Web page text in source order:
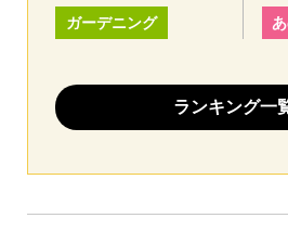
ガーデニング
ランキング一